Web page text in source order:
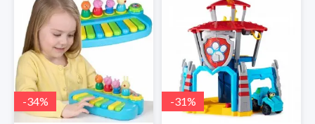
-34% -31%